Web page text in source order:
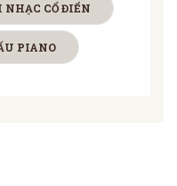
NHẠC CỔ ĐIỂN
PIANO